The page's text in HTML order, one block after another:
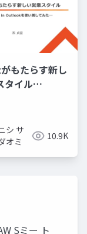
もたらす新し
タイル
シ サ
オミ
10.9K
Sミー ト